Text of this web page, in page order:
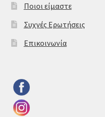
Ποιοι είμαστε
Συχνές Ερωτήσεις
Επικοινωνία